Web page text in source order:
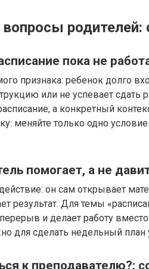
родителей:
пока не
признака: ребенок долго
или не успевает сдать
а конкретный
меняйте только одно условие
помогает, а не
он сам открывает
результат. Для темы
и делает работу
для сделать недельный
к преподавателю?: